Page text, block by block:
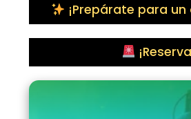
¡Prepárate para